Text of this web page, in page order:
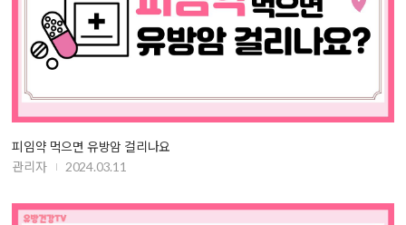
피임약 먹으면 유방암 걸리나요
관리자
2024.03.11